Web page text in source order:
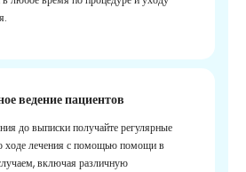
ведение пациентов
до выписки получайте регулярные
ходе лечения с помощью помощи в
включая различную